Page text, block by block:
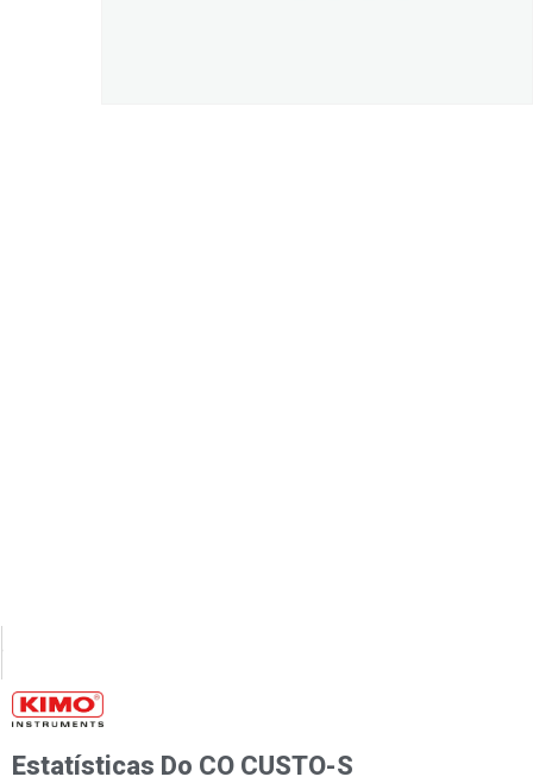
Estatísticas Do CO CUSTO-S